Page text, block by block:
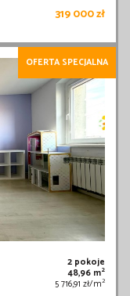
319 000 zł
OFERTA SPECJALNA
2 pokoje
48,96 m2
5 716,91 zł/m2